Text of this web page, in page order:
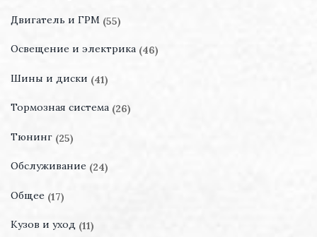
Двигатель и ГРМ (55)
Освещение и электрика (46)
Шины и диски (41)
Тормозная система (26)
Тюнинг (25)
Обслуживание (24)
Общее (17)
Кузов и уход (11)